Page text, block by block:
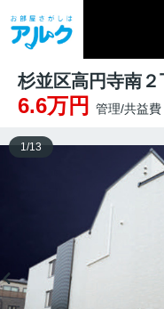
杉並区高円寺南２
6.6万円 管理/共益費
1 /13